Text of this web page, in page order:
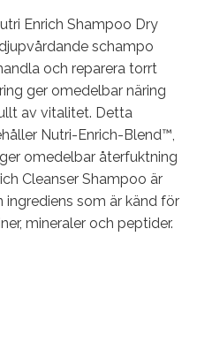
Enrich Shampoo Dry
schampo
och reparera torrt
ger omedelbar näring
av vitalitet. Detta
Nutri-Enrich-Blend™,
omedelbar återfuktning
Cleanser Shampoo är
ingrediens som är känd för
mineraler och peptider.